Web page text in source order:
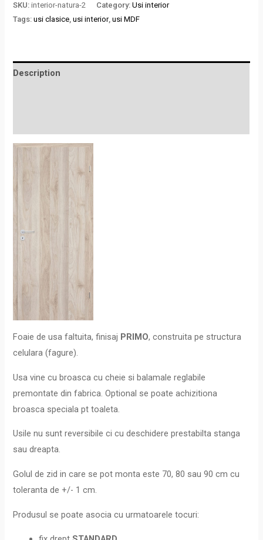
SKU:interior-natura-2 Category:Usi interior
Tags:usi clasice,usi interior,usi MDF
Description
Foaie de usa faltuita, finisaj PRIMO, construita pe structura
celulara (fagure).
Usa vine cu broasca cu cheie si balamale reglabile
premontate din fabrica. Optional se poate achizitiona
broasca speciala pt toaleta.
Usile nu sunt reversibile ci cu deschidere prestabilta stanga
sau dreapta.
Golul de zid in care se pot monta este 70, 80 sau 90 cm cu
toleranta de +/- 1 cm.
Produsul se poate asocia cu urmatoarele tocuri: